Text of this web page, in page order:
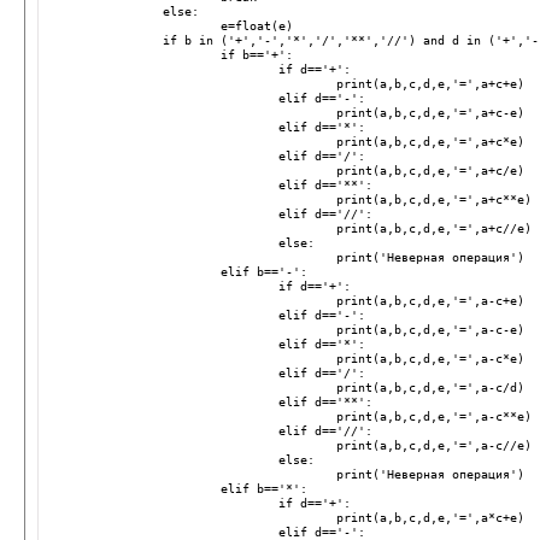
else:
e=float (e)
if b in ( '+' '-' '*' '/' '**' '//' ) and d in ( '+'
if b=='+' :
if d=='+' :
print (a b c d e '=' a+c+e)
elif d=='-' :
print (a b c d e '=' a+c-e)
elif d=='*' :
print (a b c d e '=' a+c*e)
elif d=='/' :
print (a b c d e '=' a+c/e)
elif d=='**' :
print (a b c d e '=' a+c**e)
elif d=='//' :
print (a b c d e '=' a+c//e)
else:
print ( 'Неверная операция' )
elif b=='-' :
if d=='+' :
print (a b c d e '=' a-c+e)
elif d=='-' :
print (a b c d e '=' a-c-e)
elif d=='*' :
print (a b c d e '=' a-c*e)
elif d=='/' :
print (a b c d e '=' a-c/d )
elif d=='**' :
print (a b c d e '=' a-c**e)
elif d=='//' :
print (a b c d e '=' a-c//e)
else:
print ( 'Неверная операция' )
elif b=='*' :
if d=='+' :
print (a b c d e '=' a*c+e)
elif d=='-' :